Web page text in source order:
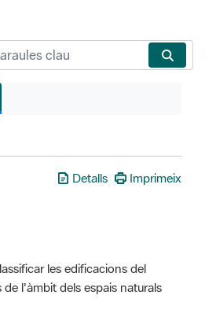
Detalls Imprimeix
les edificacions del
l'àmbit dels espais naturals